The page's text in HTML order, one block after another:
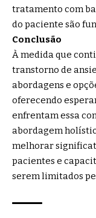
tratamento com
do paciente são
Conclusão
À medida que
transtorno de
abordagens e
oferecendo
enfrentam essa
abordagem
melhorar
pacientes e
serem limitados